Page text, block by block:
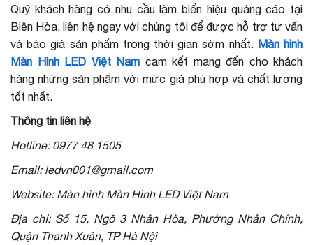
Quý khách hàng có nhu cầu làm biển hiệu quảng cáo tại
Biên Hòa, liên hệ ngay với chúng tôi để được hỗ trợ tư vấn
và báo giá sản phẩm trong thời gian sớm nhất. Màn hình
Màn Hình LED Việt Nam cam kết mang đến cho khách
hàng những sản phẩm với mức giá phù hợp và chất lượng
tốt nhất.
Thông tin liên hệ
Hotline: 0977 48 1505
Email: ledvn001@gmail.com
Website: Màn hình Màn Hình LED Việt Nam
Địa chỉ: Số 15, Ngõ 3 Nhân Hòa, Phường Nhân Chính,
Quận Thanh Xuân, TP Hà Nội